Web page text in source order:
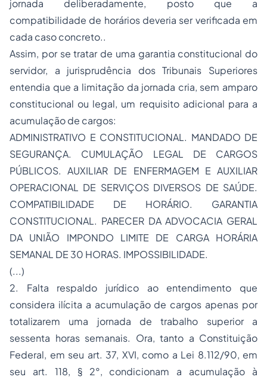
jornada deliberadamente, posto que a
compatibilidade de horários deveria ser verificada em
cada caso concreto..
Assim, por se tratar de uma garantia constitucional do
servidor, a jurisprudência dos Tribunais Superiores
entendia que a limitação da jornada cria, sem amparo
constitucional ou legal, um requisito adicional para a
acumulação de cargos:
ADMINISTRATIVO E CONSTITUCIONAL. MANDADO DE
SEGURANÇA. CUMULAÇÃO LEGAL DE CARGOS
PÚBLICOS. AUXILIAR DE ENFERMAGEM E AUXILIAR
OPERACIONAL DE SERVIÇOS DIVERSOS DE SAÚDE.
COMPATIBILIDADE DE HORÁRIO. GARANTIA
CONSTITUCIONAL. PARECER DA ADVOCACIA GERAL
DA UNIÃO IMPONDO LIMITE DE CARGA HORÁRIA
SEMANAL DE 30 HORAS. IMPOSSIBILIDADE.
(...)
2. Falta respaldo jurídico ao entendimento que
considera ilícita a acumulação de cargos apenas por
totalizarem uma jornada de trabalho superior a
sessenta horas semanais. Ora, tanto a Constituição
Federal, em seu art. 37, XVI, como a Lei 8.112/90, em
seu art. 118, § 2°, condicionam a acumulação à